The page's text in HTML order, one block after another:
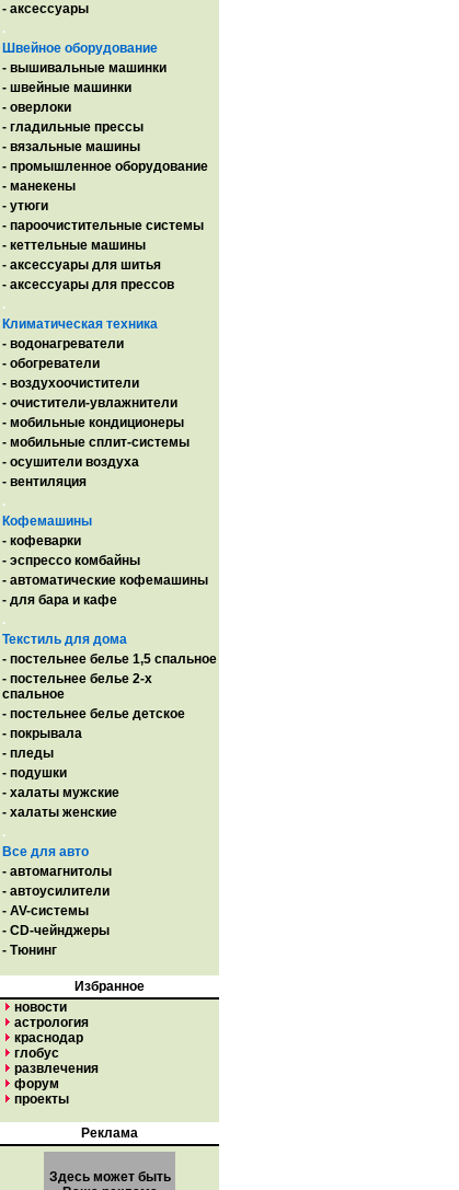
- аксессуары
.
Швейное оборудование
- вышивальные машинки
- швейные машинки
- оверлоки
- гладильные прессы
- вязальные машины
- промышленное оборудование
- манекены
- утюги
- пароочистительные системы
- кеттельные машины
- аксессуары для шитья
- аксессуары для прессов
.
Климатическая техника
- водонагреватели
- обогреватели
- воздухоочистители
- очистители-увлажнители
- мобильные кондиционеры
- мобильные сплит-системы
- осушители воздуха
- вентиляция
.
Кофемашины
- кофеварки
- эспрессо комбайны
- автоматические кофемашины
- для бара и кафе
.
Текстиль для дома
- постельнее белье 1,5 спальное
- постельнее белье 2-х
спальное
- постельнее белье детское
- покрывала
- пледы
- подушки
- халаты мужские
- халаты женские
.
Все для авто
- автомагнитолы
- автоусилители
- AV-системы
- CD-чейнджеры
- Тюнинг
Избранное
новости
астрология
краснодар
глобус
развлечения
форум
проекты
Реклама
Здесь может быть